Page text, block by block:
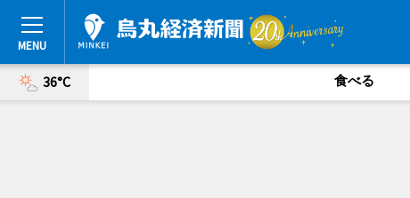
36°C 食べる